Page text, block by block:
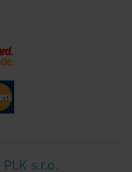
PLK s.r.o.